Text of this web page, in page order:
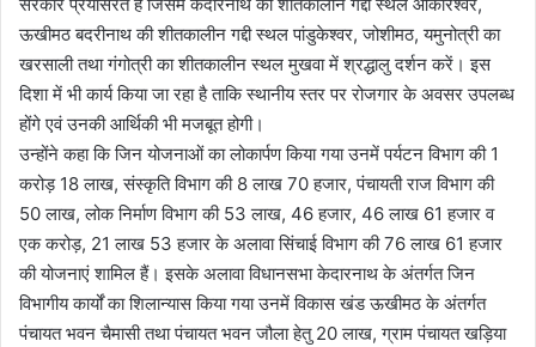
ऊखीमठ बदरीनाथ की शीतकालीन गद्दी स्थल पांडुकेश्वर, जोशीमठ, यमुनोत्री का
खरसाली तथा गंगोत्री का शीतकालीन स्थल मुखवा में श्रद्धालु दर्शन करें। इस
दिशा में भी कार्य किया जा रहा है ताकि स्थानीय स्तर पर रोजगार के अवसर उपलब्ध
होंगे एवं उनकी आर्थिकी भी मजबूत होगी।
उन्होंने कहा कि जिन योजनाओं का लोकार्पण किया गया उनमें पर्यटन विभाग की 1
करोड़ 18 लाख, संस्कृति विभाग की 8 लाख 70 हजार, पंचायती राज विभाग की
50 लाख, लोक निर्माण विभाग की 53 लाख, 46 हजार, 46 लाख 61 हजार व
एक करोड़, 21 लाख 53 हजार के अलावा सिंचाई विभाग की 76 लाख 61 हजार
की योजनाएं शामिल हैं। इसके अलावा विधानसभा केदारनाथ के अंतर्गत जिन
विभागीय कार्यों का शिलान्यास किया गया उनमें विकास खंड ऊखीमठ के अंतर्गत
पंचायत भवन चैमासी तथा पंचायत भवन जौला हेतु 20 लाख, ग्राम पंचायत खड़िया